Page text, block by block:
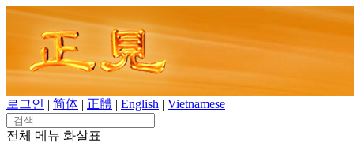
Skip
content
로그인 | 简体 | 正體 | English | Vietnamese
Search
for:
전체 메뉴 화살표